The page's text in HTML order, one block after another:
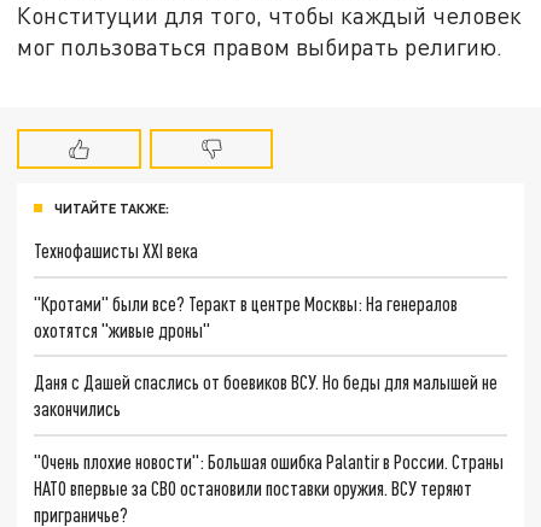
Конституции для того, чтобы каждый человек
мог пользоваться правом выбирать религию.
ЧИТАЙТЕ ТАКЖЕ:
Технофашисты XXI века
"Кротами" были все? Теракт в центре Москвы: На генералов
охотятся "живые дроны"
Даня с Дашей спаслись от боевиков ВСУ. Но беды для малышей не
закончились
"Очень плохие новости": Большая ошибка Palantir в России. Страны
НАТО впервые за СВО остановили поставки оружия. ВСУ теряют
приграничье?